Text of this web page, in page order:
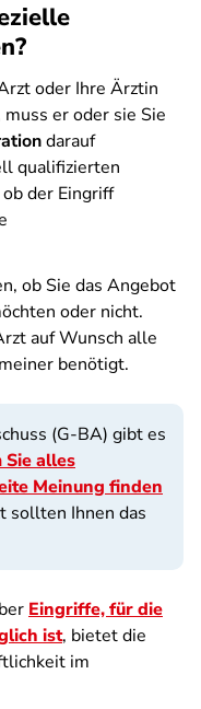
oder Ihre Ärztin
er oder sie Sie
darauf
qualifizierten
der Eingriff
ob Sie das Angebot
oder nicht.
auf Wunsch alle
benötigt.
(G-BA) gibt es
alles
Meinung finden
sollten Ihnen das
Eingriffe, für die
ist, bietet die
im